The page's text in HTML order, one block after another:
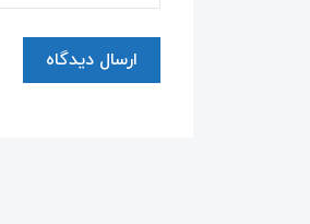
ارسال دیدگاه